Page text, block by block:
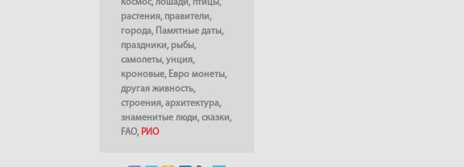
космос,лошади, птицы,
растения, правители,
города, Памятные даты,
праздники, рыбы,
самолеты,унция,
кроновые, Евро монеты,
другая живность,
строения,архитектура,
знаменитые люди,сказки,
FAO, РИО